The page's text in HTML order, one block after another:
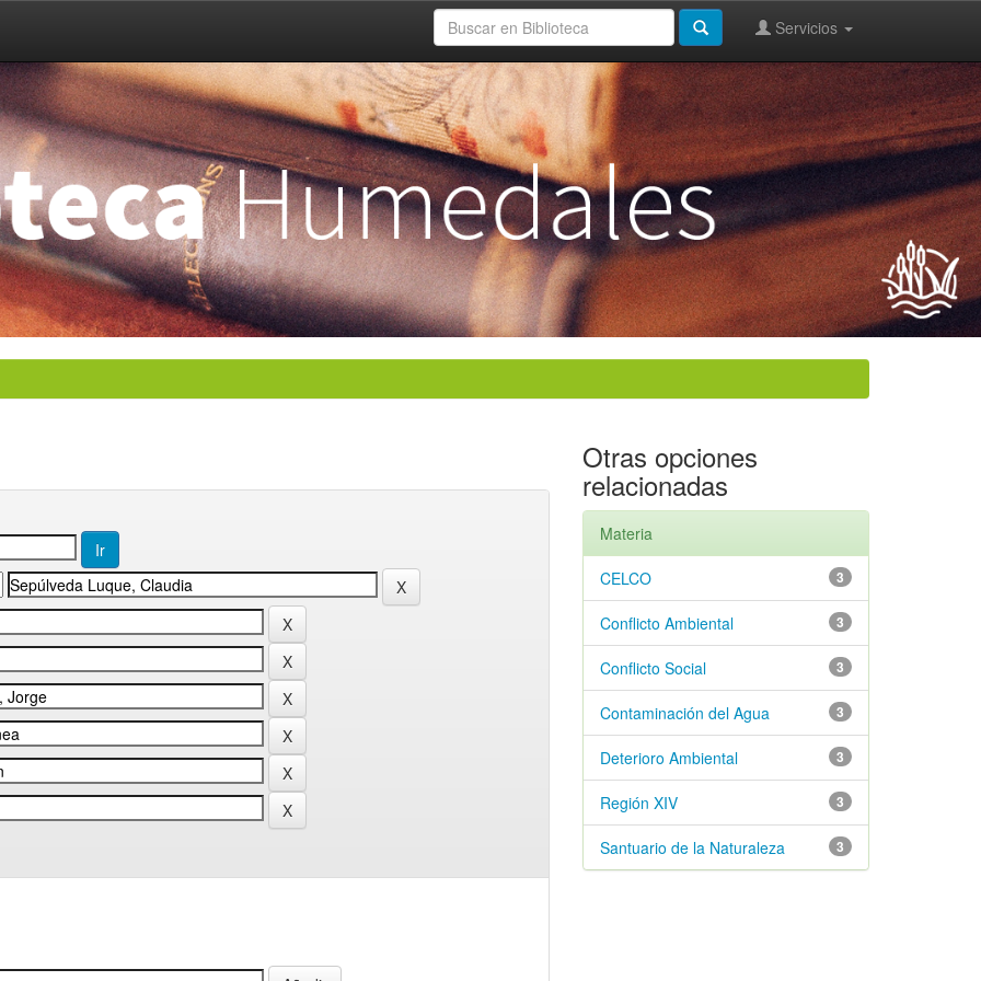
Servicios
Otras opciones
relacionadas
Materia
3
CELCO
3
Conflicto Ambiental
3
Conflicto Social
3
Contaminación del Agua
3
Deterioro Ambiental
3
Región XIV
3
Santuario de la Naturaleza